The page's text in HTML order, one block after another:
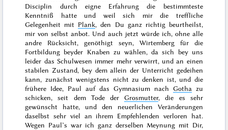
Disciplin durch eigne Erfahrung die bestimmteste
Kenntniß hatte und weil sich mir die treffliche
Gelegenheit mit Plank, den Du ganz richtig beurtheilst,
mir von selbst anbot. Und auch jetzt würde ich, ohne alle
andre Rücksicht, genöthigt seyn, Wirtemberg für die
Fortbildung beyder Knaben zu wählen, da sich bey uns
leider das Schulwesen immer mehr verwirrt, und an einen
stabilen Zustand, bey dem allein der Unterricht gedeihen
kann, zunächst wenigstens nicht zu denken ist, und die
frühere Idee, Paul auf das Gymnasium nach Gotha zu
schicken, seit dem TodederGrosmutter, die es sehr
gewünscht hatte, und den neuerlichen Veränderungen
daselbst sehr viel an ihrem Empfehlenden verloren hat.
Wegen Paul’s war ich ganz derselben Meynung mit Dir,